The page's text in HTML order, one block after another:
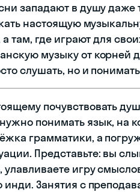
западают в душу даже
настоящую
там, где играют для
музыку от корней
слушать, но и
почувствовать
понимать язык, на
грамматики, а
Представьте: вы
улавливаете игру
инди. Занятия с